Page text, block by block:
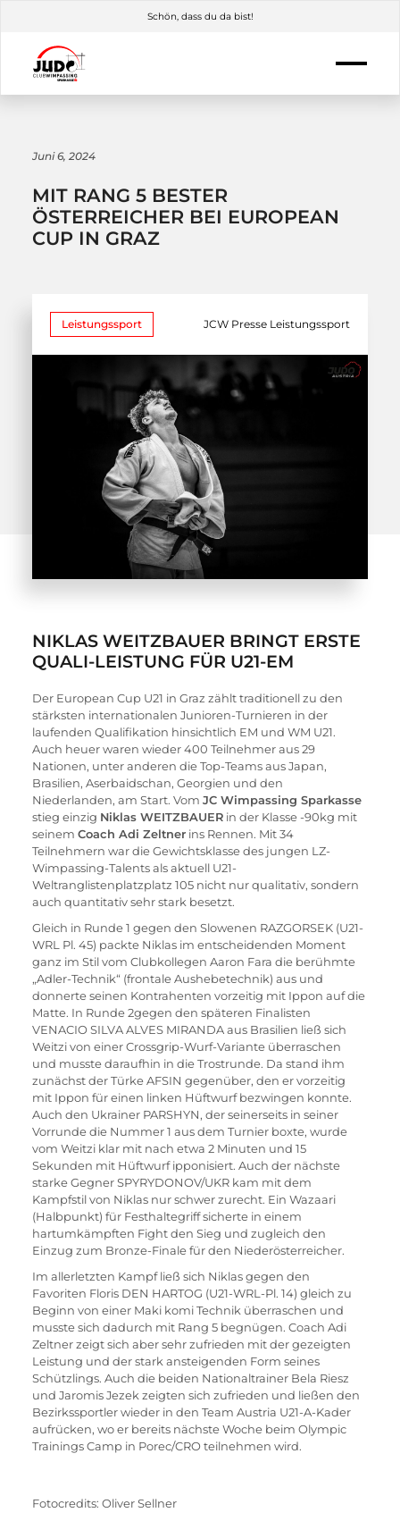
Schön, dass du da bist!
Juni 6, 2024
MIT RANG 5 BESTER
ÖSTERREICHER BEI EUROPEAN
CUP IN GRAZ
Leistungssport JCW Presse Leistungssport
NIKLAS WEITZBAUER BRINGT ERSTE
QUALI-LEISTUNG FÜR U21-EM
Der European Cup U21 in Graz zählt traditionell zu den
stärksten internationalen Junioren-Turnieren in der
laufenden Qualifikation hinsichtlich EM und WM U21.
Auch heuer waren wieder 400 Teilnehmer aus 29
Nationen, unter anderen die Top-Teams aus Japan,
Brasilien, Aserbaidschan, Georgien und den
Niederlanden, am Start. Vom JC Wimpassing Sparkasse
stieg einzig Niklas WEITZBAUER in der Klasse -90kg mit
seinem Coach Adi Zeltner ins Rennen. Mit 34
Teilnehmern war die Gewichtsklasse des jungen LZ-
Wimpassing-Talents als aktuell U21-
Weltranglistenplatzplatz 105 nicht nur qualitativ, sondern
auch quantitativ sehr stark besetzt.
Gleich in Runde 1 gegen den Slowenen RAZGORSEK (U21-
WRL Pl. 45) packte Niklas im entscheidenden Moment
ganz im Stil vom Clubkollegen Aaron Fara die berühmte
„Adler-Technik“ (frontale Aushebetechnik) aus und
donnerte seinen Kontrahenten vorzeitig mit Ippon auf die
Matte. In Runde 2gegen den späteren Finalisten
VENACIO SILVA ALVES MIRANDA aus Brasilien ließ sich
Weitzi von einer Crossgrip-Wurf-Variante überraschen
und musste daraufhin in die Trostrunde. Da stand ihm
zunächst der Türke AFSIN gegenüber, den er vorzeitig
mit Ippon für einen linken Hüftwurf bezwingen konnte.
Auch den Ukrainer PARSHYN, der seinerseits in seiner
Vorrunde die Nummer 1 aus dem Turnier boxte, wurde
vom Weitzi klar mit nach etwa 2 Minuten und 15
Sekunden mit Hüftwurf ipponisiert. Auch der nächste
starke Gegner SPYRYDONOV/UKR kam mit dem
Kampfstil von Niklas nur schwer zurecht. Ein Wazaari
(Halbpunkt) für Festhaltegriff sicherte in einem
hartumkämpften Fight den Sieg und zugleich den
Einzug zum Bronze-Finale für den Niederösterreicher.
Im allerletzten Kampf ließ sich Niklas gegen den
Favoriten Floris DEN HARTOG (U21-WRL-Pl. 14) gleich zu
Beginn von einer Maki komi Technik überraschen und
musste sich dadurch mit Rang 5 begnügen. Coach Adi
Zeltner zeigt sich aber sehr zufrieden mit der gezeigten
Leistung und der stark ansteigenden Form seines
Schützlings. Auch die beiden Nationaltrainer Bela Riesz
und Jaromis Jezek zeigten sich zufrieden und ließen den
Bezirkssportler wieder in den Team Austria U21-A-Kader
aufrücken, wo er bereits nächste Woche beim Olympic
Trainings Camp in Porec/CRO teilnehmen wird.
Fotocredits: Oliver Sellner